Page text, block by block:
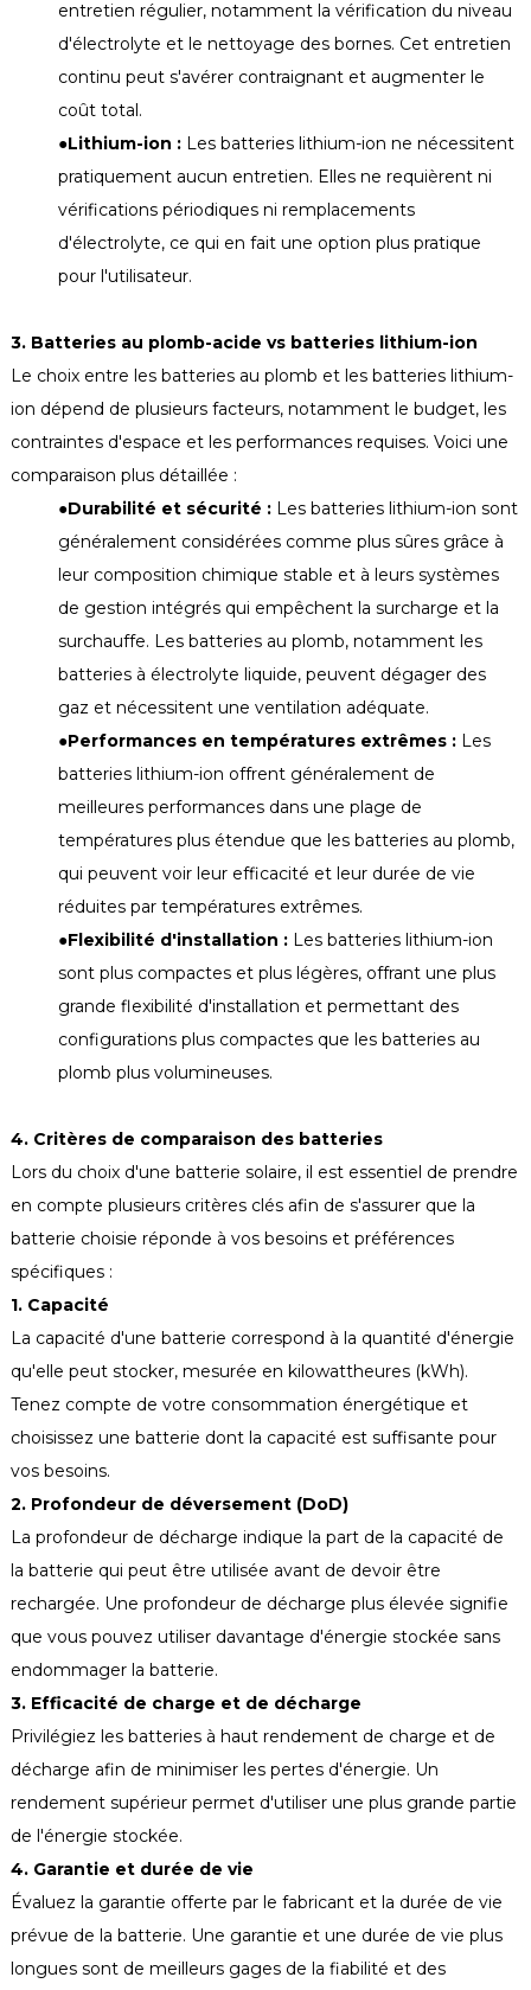
entretien régulier, notamment la vérification du niveau
d'électrolyte et le nettoyage des bornes. Cet entretien
continu peut s'avérer contraignant et augmenter le
coût total.
●Lithium-ion : Les batteries lithium-ion ne nécessitent
pratiquement aucun entretien. Elles ne requièrent ni
vérifications périodiques ni remplacements
d'électrolyte, ce qui en fait une option plus pratique
pour l'utilisateur.
3. Batteries au plomb-acide vs batteries lithium-ion
Le choix entre les batteries au plomb et les batteries lithium-
ion dépend de plusieurs facteurs, notamment le budget, les
contraintes d'espace et les performances requises. Voici une
comparaison plus détaillée :
●Durabilité et sécurité :Les batteries lithium-ion sont
généralement considérées comme plus sûres grâce à
leur composition chimique stable et à leurs systèmes
de gestion intégrés qui empêchent la surcharge et la
surchauffe. Les batteries au plomb, notamment les
batteries à électrolyte liquide, peuvent dégager des
gaz et nécessitent une ventilation adéquate.
●Performances en températures extrêmes : Les
batteries lithium-ion offrent généralement de
meilleures performances dans une plage de
températures plus étendue que les batteries au plomb,
qui peuvent voir leur efficacité et leur durée de vie
réduites par températures extrêmes.
●Flexibilité d'installation :Les batteries lithium-ion
sont plus compactes et plus légères, offrant une plus
grande flexibilité d'installation et permettant des
configurations plus compactes que les batteries au
plomb plus volumineuses.
4. Critères de comparaison des batteries
Lors du choix d'une batterie solaire, il est essentiel de prendre
en compte plusieurs critères clés afin de s'assurer que la
batterie choisie réponde à vos besoins et préférences
spécifiques :
1. Capacité
La capacité d'une batterie correspond à la quantité d'énergie
qu'elle peut stocker, mesurée en kilowattheures (kWh).
Tenez compte de votre consommation énergétique et
choisissez une batterie dont la capacité est suffisante pour
vos besoins.
2. Profondeur de déversement (DoD)
La profondeur de décharge indique la part de la capacité de
la batterie qui peut être utilisée avant de devoir être
rechargée. Une profondeur de décharge plus élevée signifie
que vous pouvez utiliser davantage d'énergie stockée sans
endommager la batterie.
3. Efficacité de charge et de décharge
Privilégiez les batteries à haut rendement de charge et de
décharge afin de minimiser les pertes d'énergie. Un
rendement supérieur permet d'utiliser une plus grande partie
de l'énergie stockée.
4. Garantie et durée de vie
Évaluez la garantie offerte par le fabricant et la durée de vie
prévue de la batterie. Une garantie et une durée de vie plus
longues sont de meilleurs gages de la fiabilité et des